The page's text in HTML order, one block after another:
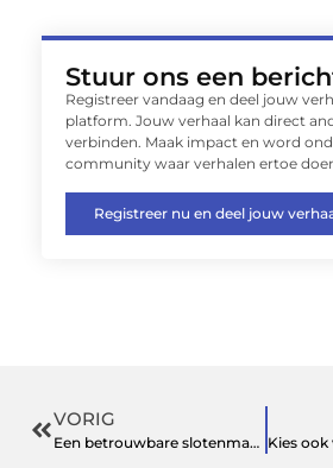
Stuur ons een
Registreer vandaag en deel jouw
platform. Jouw verhaal kan direct
verbinden. Maak impact en word
community waar verhalen ertoe
Registreer nu en deel jouw
VORIG
Een betrouwbare slotenmaker